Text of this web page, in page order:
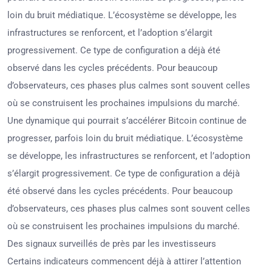
loin du bruit médiatique. L’écosystème se développe, les
infrastructures se renforcent, et l’adoption s’élargit
progressivement. Ce type de configuration a déjà été
observé dans les cycles précédents. Pour beaucoup
d’observateurs, ces phases plus calmes sont souvent celles
où se construisent les prochaines impulsions du marché.
Une dynamique qui pourrait s’accélérer Bitcoin continue de
progresser, parfois loin du bruit médiatique. L’écosystème
se développe, les infrastructures se renforcent, et l’adoption
s’élargit progressivement. Ce type de configuration a déjà
été observé dans les cycles précédents. Pour beaucoup
d’observateurs, ces phases plus calmes sont souvent celles
où se construisent les prochaines impulsions du marché.
Des signaux surveillés de près par les investisseurs
Certains indicateurs commencent déjà à attirer l’attention